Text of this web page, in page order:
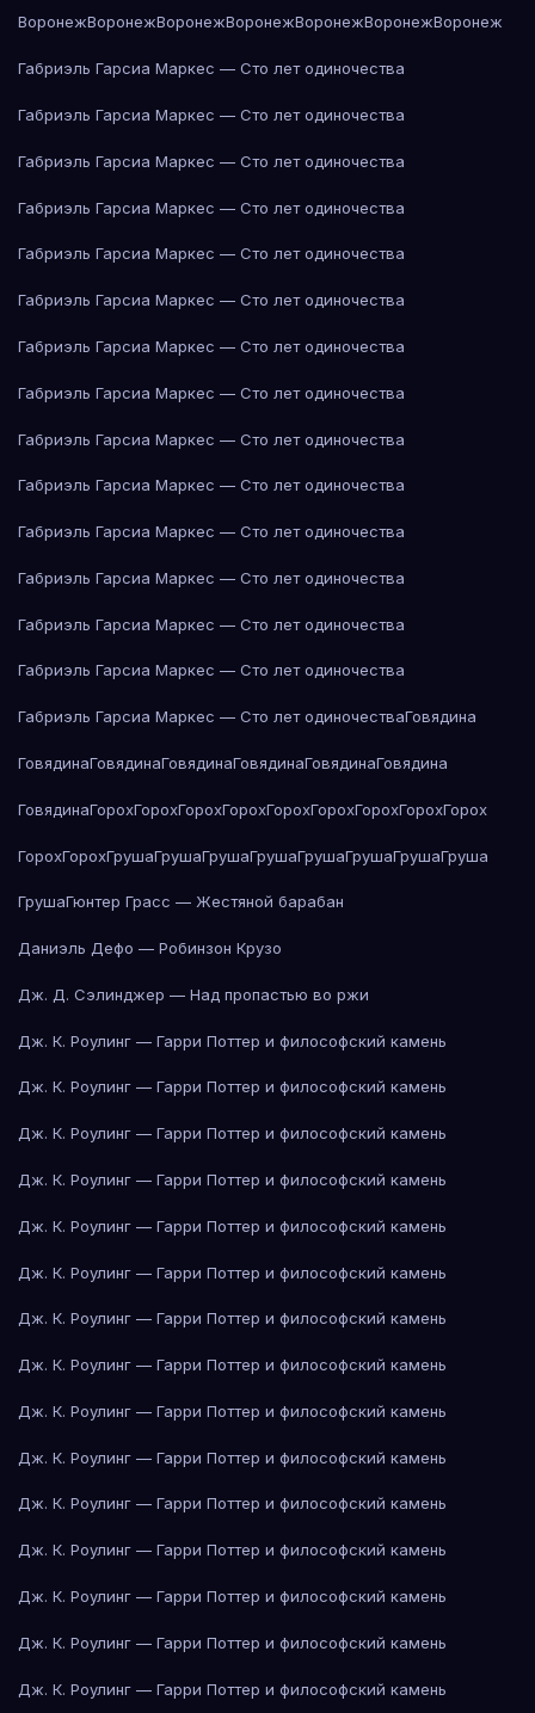
ВоронежВоронежВоронежВоронежВоронежВоронежВоронеж
Габриэль Гарсиа Маркес — Сто лет одиночества
Габриэль Гарсиа Маркес — Сто лет одиночества
Габриэль Гарсиа Маркес — Сто лет одиночества
Габриэль Гарсиа Маркес — Сто лет одиночества
Габриэль Гарсиа Маркес — Сто лет одиночества
Габриэль Гарсиа Маркес — Сто лет одиночества
Габриэль Гарсиа Маркес — Сто лет одиночества
Габриэль Гарсиа Маркес — Сто лет одиночества
Габриэль Гарсиа Маркес — Сто лет одиночества
Габриэль Гарсиа Маркес — Сто лет одиночества
Габриэль Гарсиа Маркес — Сто лет одиночества
Габриэль Гарсиа Маркес — Сто лет одиночества
Габриэль Гарсиа Маркес — Сто лет одиночества
Габриэль Гарсиа Маркес — Сто лет одиночества
Габриэль Гарсиа Маркес — Сто лет одиночестваГовядина
ГовядинаГовядинаГовядинаГовядинаГовядинаГовядина
ГовядинаГорохГорохГорохГорохГорохГорохГорохГорохГорох
ГорохГорохГрушаГрушаГрушаГрушаГрушаГрушаГрушаГруша
ГрушаГюнтер Грасс — Жестяной барабан
Даниэль Дефо — Робинзон Крузо
Дж. Д. Сэлинджер — Над пропастью во ржи
Дж. К. Роулинг — Гарри Поттер и философский камень
Дж. К. Роулинг — Гарри Поттер и философский камень
Дж. К. Роулинг — Гарри Поттер и философский камень
Дж. К. Роулинг — Гарри Поттер и философский камень
Дж. К. Роулинг — Гарри Поттер и философский камень
Дж. К. Роулинг — Гарри Поттер и философский камень
Дж. К. Роулинг — Гарри Поттер и философский камень
Дж. К. Роулинг — Гарри Поттер и философский камень
Дж. К. Роулинг — Гарри Поттер и философский камень
Дж. К. Роулинг — Гарри Поттер и философский камень
Дж. К. Роулинг — Гарри Поттер и философский камень
Дж. К. Роулинг — Гарри Поттер и философский камень
Дж. К. Роулинг — Гарри Поттер и философский камень
Дж. К. Роулинг — Гарри Поттер и философский камень
Дж. К. Роулинг — Гарри Поттер и философский камень